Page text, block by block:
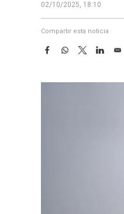
02/10/2025, 18:10
Compartir esta noticia
F
e
W
t
T
w
t
L
k
E
i